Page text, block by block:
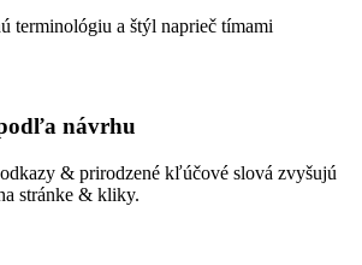
terminológiu a štýl naprieč tímami
návrhu
& prirodzené kľúčové slová zvyšujú
stránke & kliky.